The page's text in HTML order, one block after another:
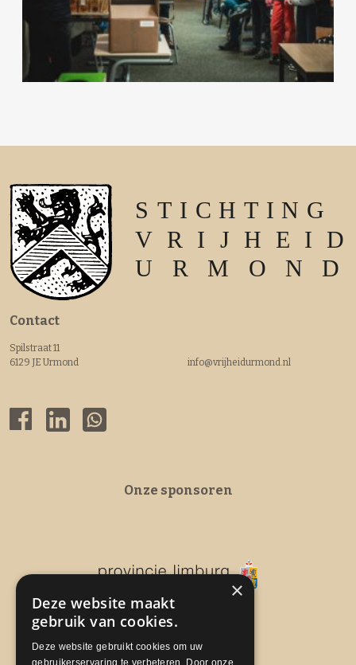
Contact
Spilstraat 11
6129 JE Urmond
info@vrijheidurmond.nl
Onze sponsoren
×
Deze website maakt
gebruik van cookies.
Deze website gebruikt cookies om uw
gebruikerservaring te verbeteren. Door onze